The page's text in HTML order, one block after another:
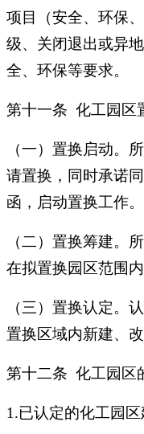
项目（安全、环保
级、关闭退出或异
全、环保等要求。
第十一条 化工园区
（一）置换启动。
请置换，同时承诺
函，启动置换工作
（二）置换筹建。
在拟置换园区范围
（三）置换认定。
置换区域内新建、
第十二条 化工园区
1.已认定的化工园